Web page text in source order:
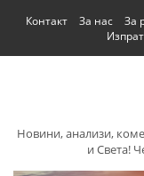
Контакт За нас За
Новини, анализи,
и Света!